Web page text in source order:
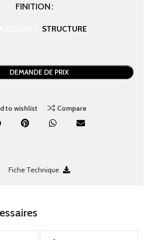
FINITION
STRUCTURE
DEMANDE DE PRIX
to wishlist Compare
Fiche Technique